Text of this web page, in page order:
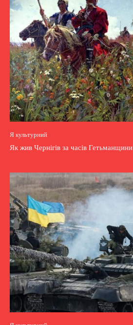
Я культурний
Як жив Чернігів за часів Гетьманщини